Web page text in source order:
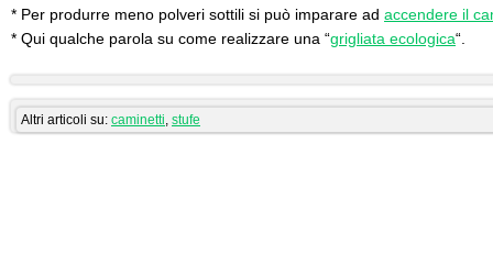
* Per produrre meno polveri sottili si può imparare ad accendere il
* Qui qualche parola su come realizzare una “grigliata ecologica“.
Altri articoli su: caminetti, stufe